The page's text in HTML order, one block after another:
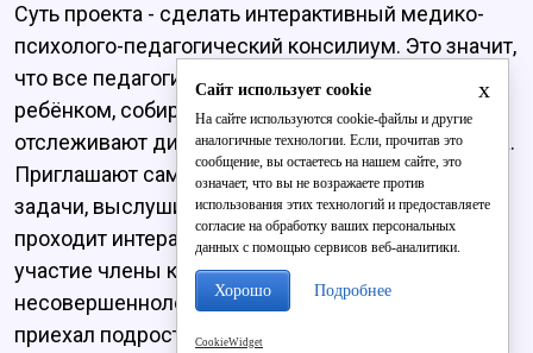
Суть проекта - сделать интерактивный медико-
психолого-педагогический консилиум. Это значит,
что все педагоги, работающие с конкретным
ребёнком, собираются несколько раз в год и
отслеживают динамику развития этого подростка.
Приглашают самого подростка, ставят перед ним
задачи, выслушивают все его чаяния. Комиссия
проходит интерактивно: в ней могут принять
участие члены комиссии по делам
несовершеннолетних из того региона, откуда
приехал подросток. Всё это направлено на
x
Сайт использует cookie
На сайте используются cookie-файлы и другие
аналогичные технологии. Если, прочитав это
сообщение, вы остаетесь на нашем сайте, это
означает, что вы не возражаете против
использования этих технологий и предоставляете
согласие на обработку ваших персональных
данных с помощью сервисов веб-аналитики.
Хорошо Подробнее
CookieWidget